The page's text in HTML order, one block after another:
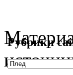
Рубрики